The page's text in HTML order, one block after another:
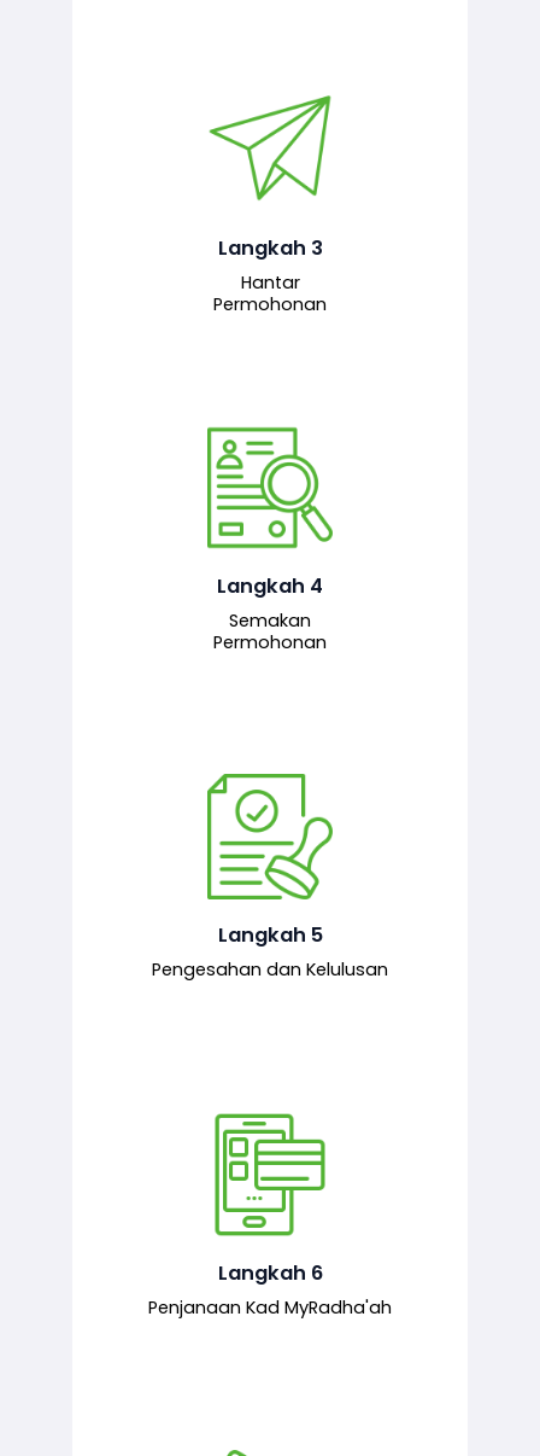
Langkah 3
Hantar
Permohonan
Permohonan yang lengkap dihantar
untuk proses semakan dan
bertanggungjawab.
Langkah 4
Semakan
Permohonan
Pegawai penyemak menyemak
maklumat yang dikemukakan. Jika
semua maklumat adalah lengkap dan
kepada pegawai pelulus untuk
tindakan seterusnya.
Langkah 5
Pengesahan dan Kelulusan
Pegawai pelulus menilai permohonan
dan memberi pengesahan serta
kelulusan akhir sekiranya semuanya
mematuhi syarat ditetapkan.
Langkah 6
Penjanaan Kad MyRadha'ah
Setelah permohonan diluluskan, kad
MyRadha’ah akan dijana.